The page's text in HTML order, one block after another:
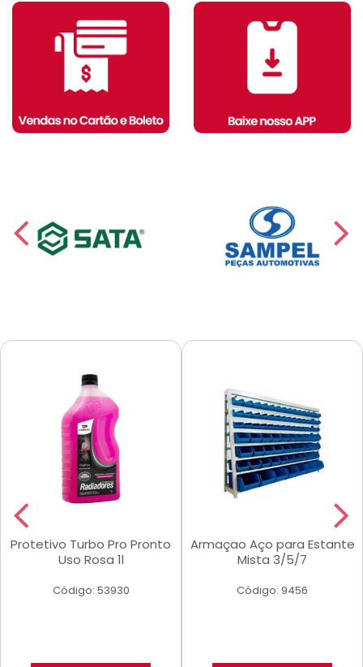
Protetivo Turbo Pro Pronto
Uso Rosa 1l
Código: 53930
Armaçao Aço para Estante
Mista 3/5/7
Código: 9456